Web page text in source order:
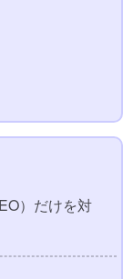
）だけを対